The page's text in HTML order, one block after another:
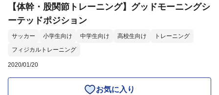
【体幹・股関節トレーニング】グッドモーニングシ
ーテッドポジション
サッカー 小学生向け 中学生向け 高校生向け
トレーニング
フィジカルトレーニング
2020/01/20
お気に入り